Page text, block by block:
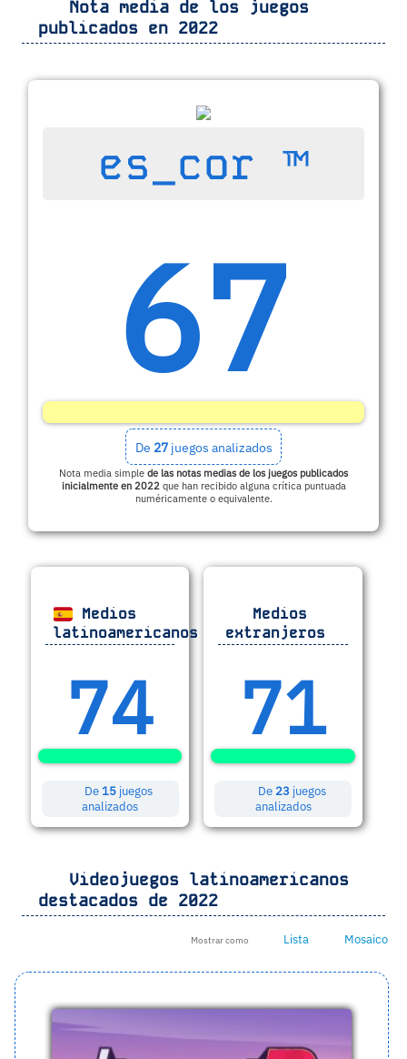
Nota media de los juegos
publicados en 2022
es_cor ™
67
De 27juegos analizados
Nota media simple de las notas medias de los juegos publicados
inicialmente en 2022que han recibido alguna crítica puntuada
numéricamente o equivalente.
Medios
latinoamericanos
74
De15 juegos
analizados
Medios
extranjeros
71
De 23 juegos
analizados
Videojuegos latinoamericanos
destacados de 2022
Mostrar como Lista Mosaico